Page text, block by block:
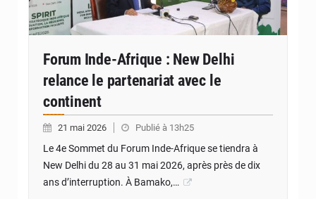
Forum Inde-Afrique : New Delhi
relance le partenariat avec le
continent
21 mai 2026 Publié à 13h25
Le 4e Sommet du Forum Inde-Afrique se tiendra à
New Delhi du 28 au 31 mai 2026, après près de dix
ans d’interruption. À Bamako,…